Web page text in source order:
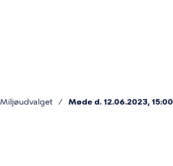
Møde d. 12.06.2023, 15:00